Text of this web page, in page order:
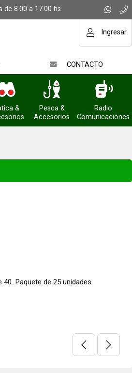
de 8.00 a 17.00 hs.
Ingresar
CONTACTO
&
Pesca &
Accesorios
Radio
Comunicaciones
Paquete de 25 unidades.